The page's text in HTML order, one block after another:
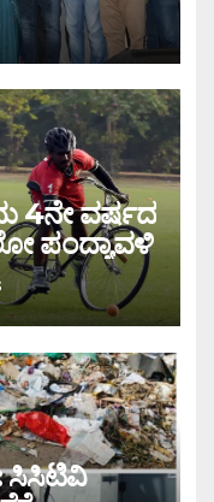
4ನೇ ವರ್ಷದ
ಪಂದ್ಯಾವಳಿ
ಸಿಸಿಟಿವಿ